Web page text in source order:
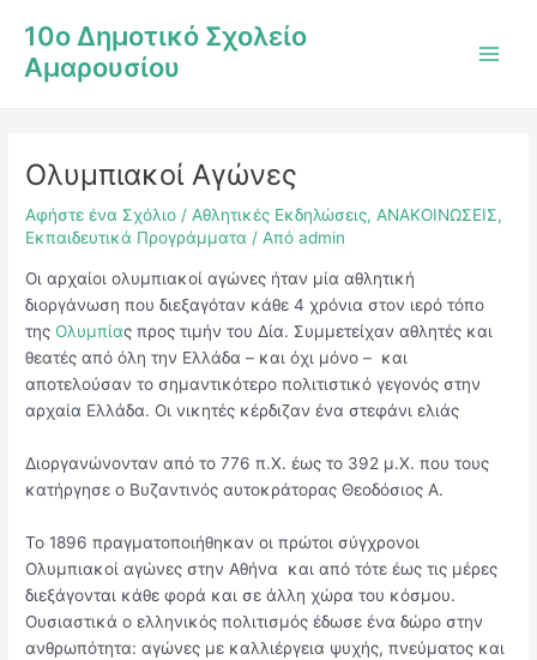
στο
περιεχόμενο
10ο Δημοτικό Σχολείο
Αμαρουσίου
Ολυμπιακοί Αγώνες
Αφήστε ένα Σχόλιο / Αθλητικές Εκδηλώσεις, ΑΝΑΚΟΙΝΩΣΕΙΣ,
Εκπαιδευτικά Προγράμματα / Απόadmin
Οι αρχαίοι ολυμπιακοί αγώνες ήταν μία αθλητική
διοργάνωση που διεξαγόταν κάθε 4 χρόνια στον ιερό τόπο
της Ολυμπίας προς τιμήν του Δία. Συμμετείχαν αθλητές και
θεατές από όλη την Ελλάδα – και όχι μόνο – και
αποτελούσαν το σημαντικότερο πολιτιστικό γεγονός στην
αρχαία Ελλάδα. Οι νικητές κέρδιζαν ένα στεφάνι ελιάς
Διοργανώνονταν από το 776 π.Χ. έως το 392 μ.Χ. που τους
κατήργησε ο Βυζαντινός αυτοκράτορας Θεοδόσιος Α.
Το 1896 πραγματοποιήθηκαν οι πρώτοι σύγχρονοι
Ολυμπιακοί αγώνες στην Αθήνα και από τότε έως τις μέρες
διεξάγονται κάθε φορά και σε άλλη χώρα του κόσμου.
Ουσιαστικά ο ελληνικός πολιτισμός έδωσε ένα δώρο στην
ανθρωπότητα: αγώνες με καλλιέργεια ψυχής, πνεύματος και
navigation